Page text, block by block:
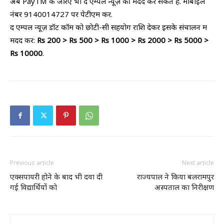
नंबर 9140014727 पर पेटीएम करें.
द एम्पल न्यूज़ डॉट कॉम को छोटी-सी सहयोग राशि देकर इसके संचालन में
मदद करें: Rs 200 > Rs 500 > Rs 1000 > Rs 2000 > Rs 5000 >
Rs 10000.
Previous article
एक्सपायरी होने के बाद भी दवा दी
गई विद्यार्थियों को
Next article
राज्यपाल ने किया बलरामपुर
अस्पताल का निरीक्षण